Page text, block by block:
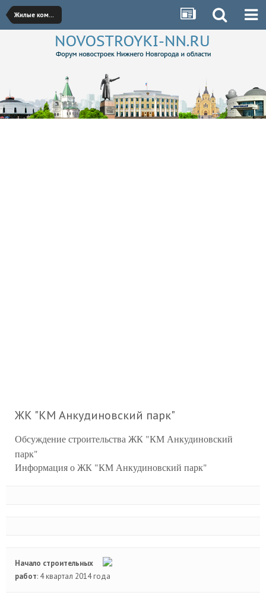
Жилые комплексы Кстово, Бора, Дзержинска
ЖК "КМ Анкудиновский парк"
Обсуждение строительства ЖК "КМ Анкудиновский
парк"
Информация о ЖК "КМ Анкудиновский парк"
Начало строительных
работ: 4 квартал 2014 года